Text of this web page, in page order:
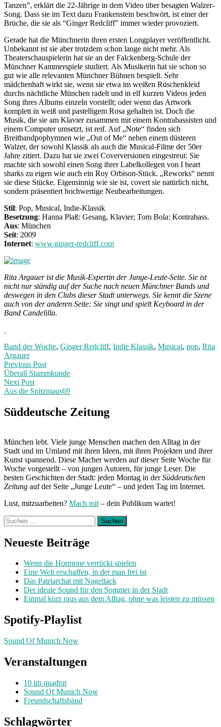
Tanzen”, erklärt die 22-Jährige in dem Video über besagten Walzer-
Song. Dass sie im Text dazu Frankenstein beschwört, ist einer der
Brüche, die sie als “Ginger Redcliff” immer wieder provoziert.
Gerade hat die Münchnerin ihren ersten Longplayer veröffentlicht.
Unbekannt ist sie aber trotzdem schon lange nicht mehr. Als
Theaterschauspielerin hat sie an der Falckenberg-Schule der
Münchner Kammerspiele studiert. Als Musikerin hat sie schon so
gut wie alle relevanten Münchner Bühnen bespielt. Sehr
mädchenhaft wirkt sie, wenn sie etwa im weißen Rüschenkleid
durchs nächtliche München radelt und in elf kurzen Videos jeden
Song ihres Albums einzeln vorstellt; oder wenn das Artwork
komplett in weiß und pastelligem Rosa gehalten ist. Doch die
Musik, die sie am Klavier zusammen mit einem Kontrabassisten und
einem Computer umsetzt, ist reif. Auf „Note“ finden sich
Breitbandpophymnen wie „Out of Me“ neben einem düsteren
Walzer, der sowohl Klassik als auch die Musical-Filme der 50er
Jahre zitiert. Dazu hat sie zwei Coverversionen eingestreut: Sie
machte sich sowohl einen Song ihrer Labelkollegen von I heart
sharks zu eigen wie auch ein Roy Orbison-Stück. „Reworks“ nennt
sie diese Stücke. Eigensinnig wie sie ist, covert sie natürlich nicht,
sondern präsentiert hochwertige Neubearbeitungen.
Stil: Pop, Musical, Indie-Klassik
Besetzung: Hanna Plaß: Gesang, Klavier; Tom Bola: Kontrabass.
Aus: München
Seit: 2009
Internet: www.ginger-redcliff.com
Rita Argauer ist die Musik-Expertin der Junge-Leute-Seite. Sie ist
nicht nur ständig auf der Suche nach neuen Münchner Bands und
deswegen in den Clubs dieser Stadt unterwegs. Sie kennt die Szene
auch von der anderen Seite: Sie singt und spielt Keyboard in der
Band Candelilla.
Band der Woche, Ginger Redcliff, Indie Klassik, Musical, pop, Rita
Argauer
Post
navigation
Previous PostPrevious
post:
Überall Stammkunde
Next Post
Aus die Spitzmaus69
Post:
Süddeutsche Zeitung
München lebt. Viele junge Menschen machen den Alltag in der
Stadt und im Umland mit ihren Ideen, mit ihren Projekten und ihrer
Kunst spannend. Diese Macher werden auf dieser Seite Woche für
Woche vorgestellt – von jungen Autoren, für junge Leser. Die
besten Geschichten der Stadt: jeden Montag in derSüddeutschen
Zeitung auf der Seite „Junge Leute“ – und jeden Tag im Internet.
Lust, mitzuarbeiten? Mach mit – dein Publikum wartet!
Suchen
nach:
Neueste Beiträge
Wenn die Hormone verrückt spielen
Eine Welt erschaffen, in der man frei ist
Das Patriarchat mit Nagellack
Der ideale Sound für den Sommer in der Stadt
Einmal kurz raus aus dem Alltag, ohne was leisten zu müssen
Spotify-Playlist
Sound Of Munich Now
Veranstaltungen
10 im quadrat
Sound Of Munich Now
Freundschaftsbänd
Schlagwörter